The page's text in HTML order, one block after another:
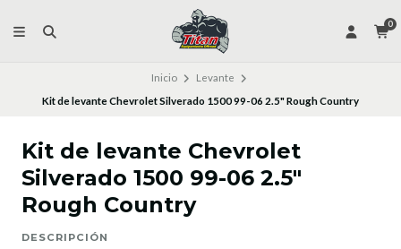
0
Inicio
Levante
Kit de levante Chevrolet Silverado 1500 99-06 2.5" Rough Country
Kit de levante Chevrolet
Silverado 1500 99-06 2.5"
Rough Country
DESCRIPCIÓN